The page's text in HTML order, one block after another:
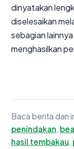
dinyatakan
diselesaikan
sebagian
menghasilkan
Baca berita dan
penindakan,
hasil tembakau,